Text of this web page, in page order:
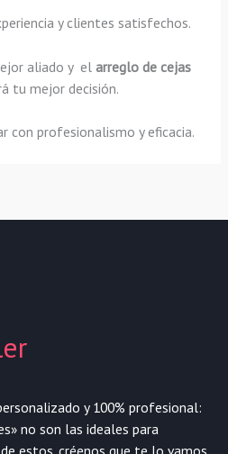
y clientes satisfechos.
aliado y el arreglo de cejas
tu mejor decisión.
con profesionalismo y eficacia.
y 100% profesional:
no son las ideales para